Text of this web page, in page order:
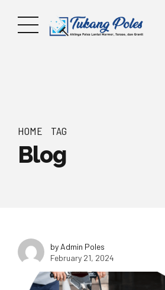
HOME TAG
Blog
by Admin Poles
February 21, 2024